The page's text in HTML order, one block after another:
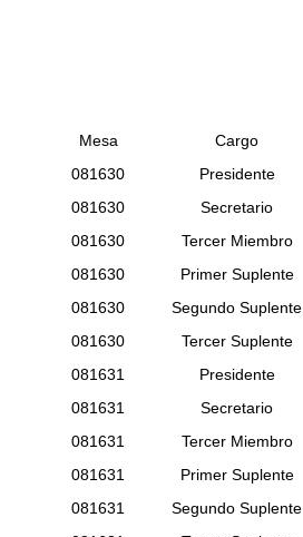
Mesa
Cargo
081630
Presidente
081630
Secretario
081630
Tercer Miembro
081630
Primer Suplente
081630
Segundo Suplente
081630
Tercer Suplente
081631
Presidente
081631
Secretario
081631
Tercer Miembro
081631
Primer Suplente
081631
Segundo Suplente